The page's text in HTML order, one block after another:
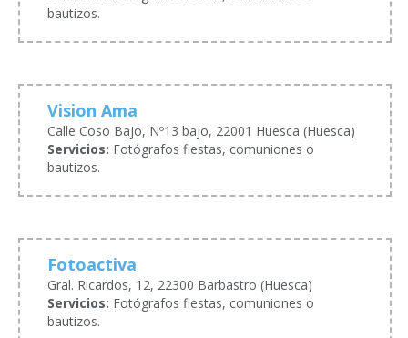
bautizos.
Vision Ama
Calle Coso Bajo, Nº13 bajo, 22001 Huesca (Huesca)
Servicios: Fotógrafos fiestas, comuniones o
bautizos.
Fotoactiva
Gral. Ricardos, 12, 22300 Barbastro (Huesca)
Servicios: Fotógrafos fiestas, comuniones o
bautizos.